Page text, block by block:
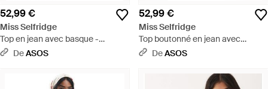
52,99 €
Miss Selfridge
Top en jean avec basque -
délavage clair - Bleu
DeASOS
52,99 €
Miss Selfridge
Top boutonné en jean avec
basque et surpiqûres
DeASOS